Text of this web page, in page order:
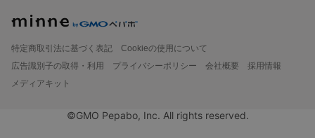
特定商取引法に基づく表記
Cookieの使用について
広告識別子の取得・利用
プライバシーポリシー 会社概要
採用情報
メディアキット
©GMO Pepabo, Inc. All rights reserved.